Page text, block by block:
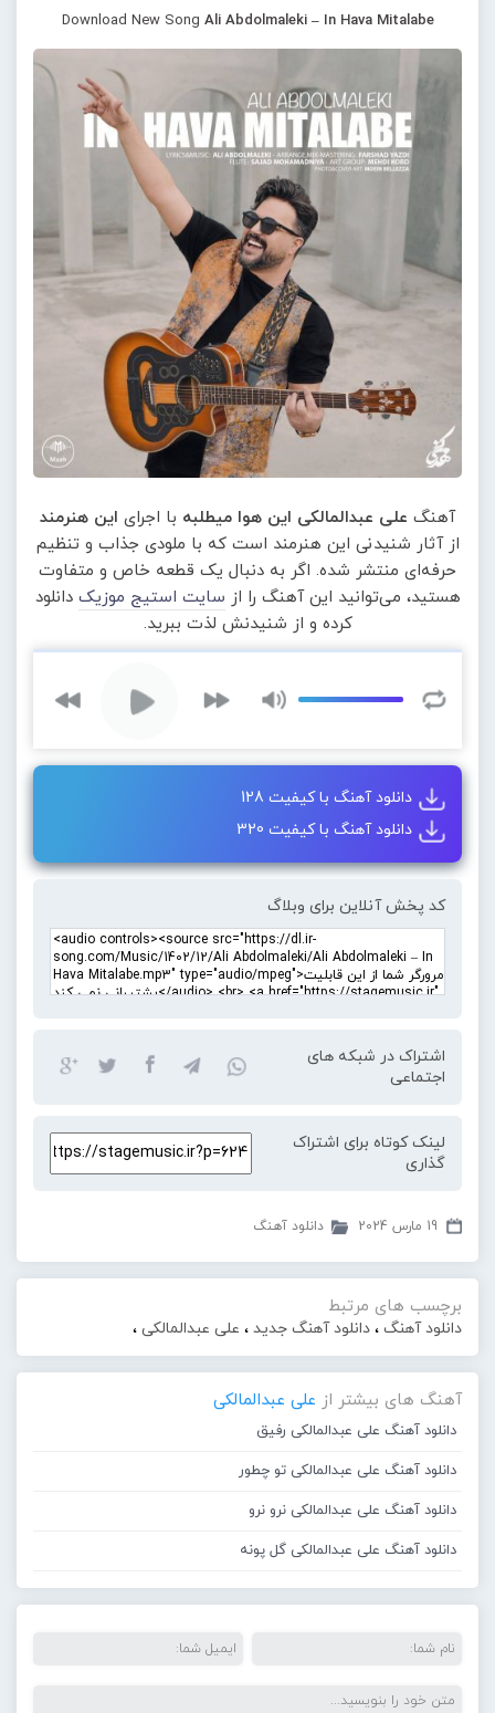
Download New Song Ali Abdolmaleki – In Hava Mitalabe
آهنگ علی عبدالمالکی این هوا میطلبه با اجرای این هنرمند
از آثار شنیدنی این هنرمند است که با ملودی جذاب و تنظیم
حرفه‌ای منتشر شده. اگر به دنبال یک قطعه خاص و متفاوت
هستید، می‌توانید این آهنگ را از سایت استیج موزیک دانلود
کرده و از شنیدنش لذت ببرید.
دانلود آهنگ با کیفیت 128
دانلود آهنگ با کیفیت 320
کد پخش آنلاین برای وبلاگ
اشتراک در شبکه های
اجتماعی
لینک کوتاه برای اشتراک
گذاری
19 مارس 2024 دانلود آهنگ
برچسب های مرتبط
دانلود آهنگ ، دانلود آهنگ جدید ، علی عبدالمالکی ،
آهنگ های بیشتر از علی عبدالمالکی
دانلود آهنگ علی عبدالمالکی رفیق
دانلود آهنگ علی عبدالمالکی تو چطور
دانلود آهنگ علی عبدالمالکی نرو نرو
دانلود آهنگ علی عبدالمالکی گل پونه